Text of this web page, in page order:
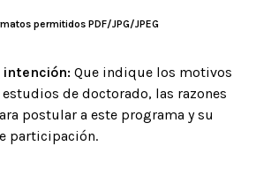
permitidos PDF/JPG/JPEG
intención: Que indique los motivos
de doctorado, las razones
postular a este programa y su
participación.